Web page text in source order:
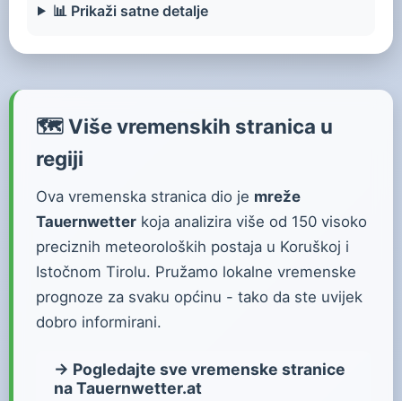
📊 Prikaži satne detalje
🗺️ Više vremenskih stranica u
regiji
Ova vremenska stranica dio je mreže
Tauernwetter koja analizira više od 150 visoko
preciznih meteoroloških postaja u Koruškoj i
Istočnom Tirolu. Pružamo lokalne vremenske
prognoze za svaku općinu - tako da ste uvijek
dobro informirani.
→ Pogledajte sve vremenske stranice
na Tauernwetter.at